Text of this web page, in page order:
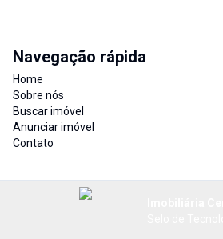
Navegação rápida
Home
Sobre nós
Buscar imóvel
Anunciar imóvel
Contato